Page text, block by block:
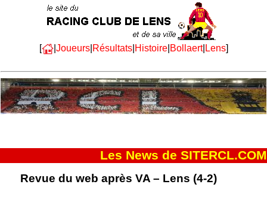
[ | Joueurs| Résultats| Histoire| Bollaert| Lens]
Les News de SITERCL.COM
Revue du web après VA – Lens (4-2)